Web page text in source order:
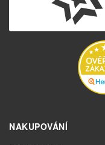
NAKUPOVÁNÍ